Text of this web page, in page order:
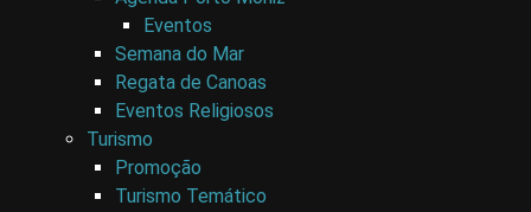
Eventos
Semana do Mar
Regata de Canoas
Eventos Religiosos
Turismo
Promoção
Turismo Temático